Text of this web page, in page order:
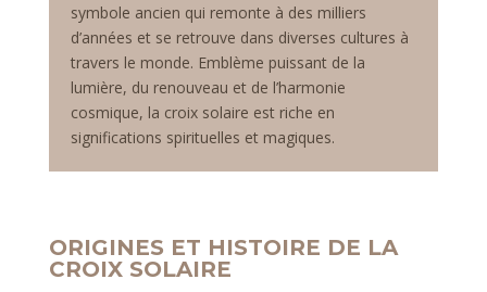
symbole ancien qui remonte à des milliers
d’années et se retrouve dans diverses cultures à
travers le monde. Emblème puissant de la
lumière, du renouveau et de l’harmonie
cosmique, la croix solaire est riche en
significations spirituelles et magiques.
ORIGINES ET HISTOIRE DE LA
CROIX SOLAIRE